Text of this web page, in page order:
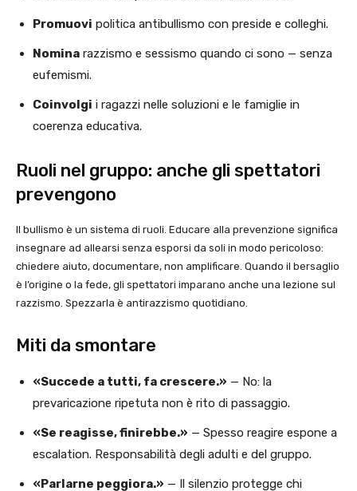
Promuovi politica antibullismo con preside e colleghi.
Nomina razzismo e sessismo quando ci sono — senza
eufemismi.
Coinvolgi i ragazzi nelle soluzioni e le famiglie in
coerenza educativa.
Ruoli nel gruppo: anche gli spettatori
prevengono
Il bullismo è un sistema di ruoli. Educare alla prevenzione significa
insegnare ad allearsi senza esporsi da soli in modo pericoloso:
chiedere aiuto, documentare, non amplificare. Quando il bersaglio
è l’origine o la fede, gli spettatori imparano anche una lezione sul
razzismo. Spezzarla è antirazzismo quotidiano.
Miti da smontare
«Succede a tutti, fa crescere.» — No: la
prevaricazione ripetuta non è rito di passaggio.
«Se reagisse, finirebbe.» — Spesso reagire espone a
escalation. Responsabilità degli adulti e del gruppo.
«Parlarne peggiora.» — Il silenzio protegge chi